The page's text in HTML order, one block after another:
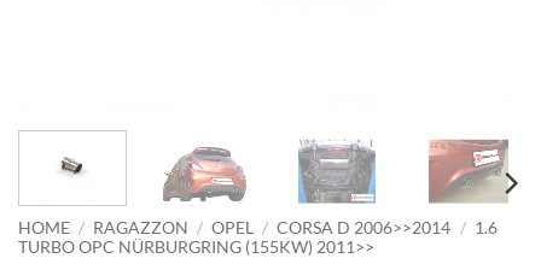
HOME / RAGAZZON / OPEL / CORSA D 2006>>2014 / 1.6
TURBO OPC NÜRBURGRING (155KW) 2011>>